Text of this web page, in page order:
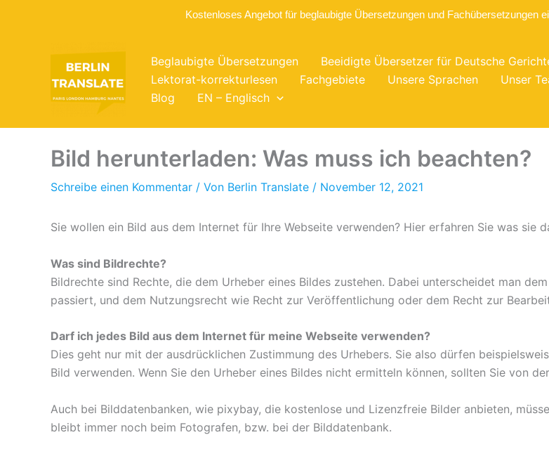
Kostenloses Angebot für beglaubigte Übersetzungen und Fachübersetzungen
Beglaubigte Übersetzungen Beeidigte Übersetzer für Deutsche
Lektorat-korrekturlesen
Fachgebiete Unsere Sprachen Unser
Blog
EN – Englisch
Bild herunterladen: Was muss ich beachten?
Schreibe einen Kommentar / Von Berlin Translate / November 12, 2021
Sie wollen ein Bild aus dem Internet für Ihre Webseite verwenden? Hier erfahren Sie was sie
Was sind Bildrechte?
Bildrechte sind Rechte, die dem Urheber eines Bildes zustehen. Dabei unterscheidet man
passiert, und dem Nutzungsrecht wie Recht zur Veröffentlichung oder dem Recht zur
Darf ich jedes Bild aus dem Internet für meine Webseite verwenden?
Dies geht nur mit der ausdrücklichen Zustimmung des Urhebers. Sie also dürfen
Bild verwenden. Wenn Sie den Urheber eines Bildes nicht ermitteln können, sollten Sie von
Auch bei Bilddatenbanken, wie pixybay, die kostenlose und Lizenzfreie Bilder anbieten,
bleibt immer noch beim Fotografen, bzw. bei der Bilddatenbank.